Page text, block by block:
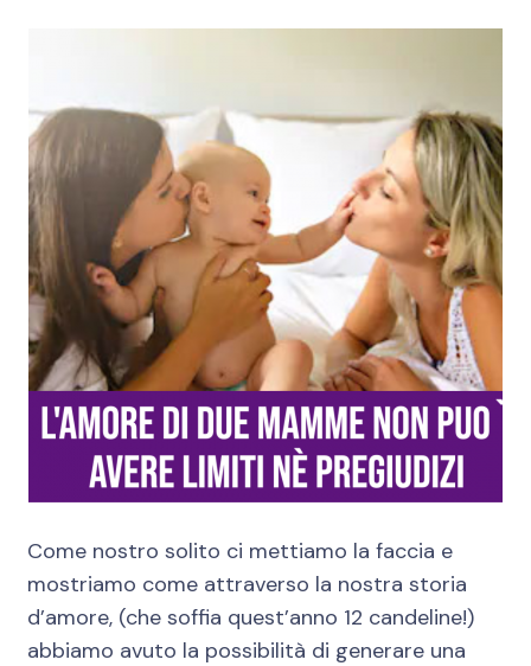
Come nostro solito ci mettiamo la faccia e
mostriamo come attraverso la nostra storia
d’amore, (che soffia quest’anno 12 candeline!)
abbiamo avuto la possibilità di generare una